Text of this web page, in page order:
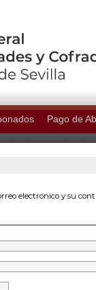
Pago de
electrónico y su